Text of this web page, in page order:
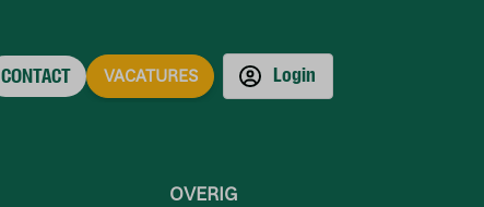
CONTACT VACATURES Login
OVERIG